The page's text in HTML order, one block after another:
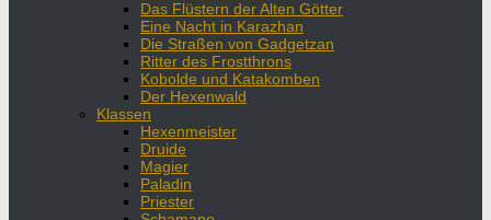
Das Flüstern der Alten Götter
Eine Nacht in Karazhan
Die Straßen von Gadgetzan
Ritter des Frostthrons
Kobolde und Katakomben
Der Hexenwald
Klassen
Hexenmeister
Druide
Magier
Paladin
Priester